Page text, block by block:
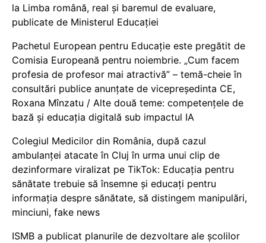
la Limba română, real și baremul de evaluare,
publicate de Ministerul Educației
Pachetul European pentru Educație este pregătit de
Comisia Europeană pentru noiembrie. „Cum facem
profesia de profesor mai atractivă” – temă-cheie în
consultări publice anunțate de vicepreședinta CE,
Roxana Mînzatu / Alte două teme: competențele de
bază și educația digitală sub impactul IA
Colegiul Medicilor din România, după cazul
ambulanței atacate în Cluj în urma unui clip de
dezinformare viralizat pe TikTok: Educația pentru
sănătate trebuie să însemne și educați pentru
informația despre sănătate, să distingem manipulări,
minciuni, fake news
ISMB a publicat planurile de dezvoltare ale școlilor